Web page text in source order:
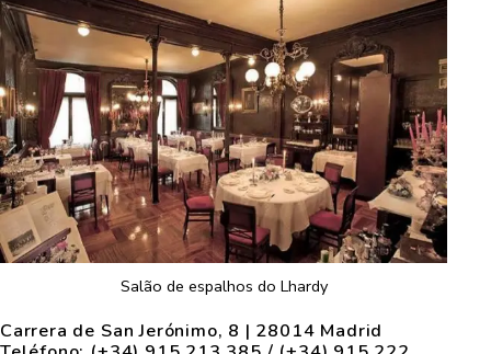
Salão de espalhos do Lhardy
Carrera de San Jerónimo, 8 | 28014 Madrid